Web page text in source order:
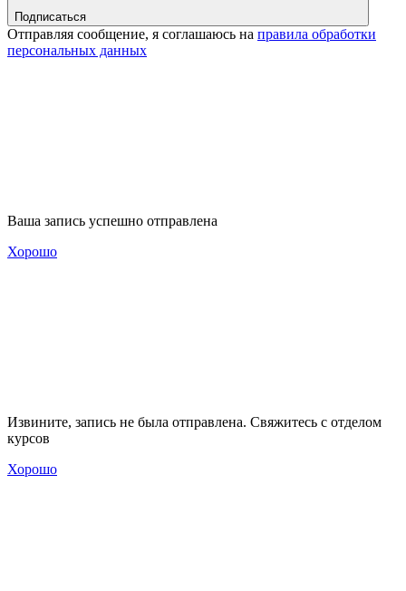
Подписаться
Отправляя сообщение, я соглашаюсь на правила обработки
персональных данных
Ваша запись успешно отправлена
Хорошо
Извините, запись не была отправлена. Свяжитесь с отделом
курсов
Хорошо